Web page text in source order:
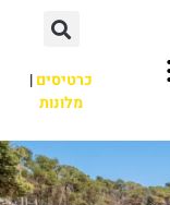
כרטיסים|
מלונות